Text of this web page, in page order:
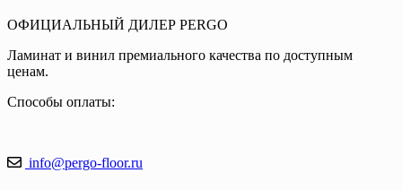
ОФИЦИАЛЬНЫЙ ДИЛЕР PERGO
Ламинат и винил премиального качества по доступным
ценам.
Способы оплаты:
info@pergo-floor.ru